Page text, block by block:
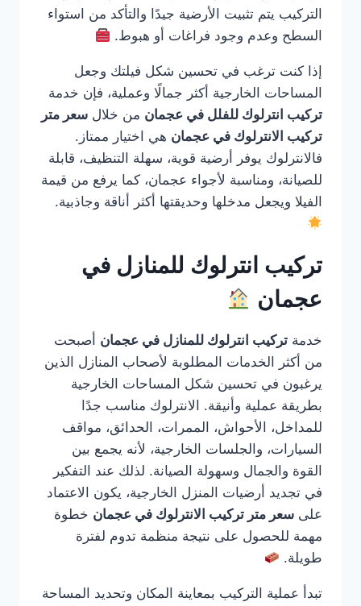
التركيب يتم تثبيت الأرضية جيدًا والتأكد من استواء
السطح وعدم وجود فراغات أو هبوط.
إذا كنت ترغب في تحسين شكل فيلتك وجعل
المساحات الخارجية أكثر جمالًا وعملية، فإن خدمة
تركيب انترلوك للفلل في عجمان من خلال سعر متر
تركيب الانترلوك في عجمان هي اختيار ممتاز.
فالانترلوك يوفر أرضية قوية، سهلة التنظيف، قابلة
للصيانة، ومناسبة لأجواء عجمان، كما يرفع من قيمة
الفيلا ويجعل مدخلها وحديقتها أكثر أناقة وجاذبية.
تركيب انترلوك للمنازل في
عجمان
خدمة تركيب انترلوك للمنازل في عجمان أصبحت
من أكثر الخدمات المطلوبة لأصحاب المنازل الذين
يرغبون في تحسين شكل المساحات الخارجية
بطريقة عملية وأنيقة. الانترلوك مناسب جدًا
للمداخل، الأحواش، الممرات، الحدائق، مواقف
السيارات، والجلسات الخارجية، لأنه يجمع بين
القوة والجمال وسهولة الصيانة. لذلك عند التفكير
في تجديد أرضيات المنزل الخارجية، يكون الاعتماد
على سعر متر تركيب الانترلوك في عجمان خطوة
مهمة للحصول على نتيجة منظمة تدوم لفترة
طويلة.
تبدأ عملية التركيب بمعاينة المكان وتحديد المساحة